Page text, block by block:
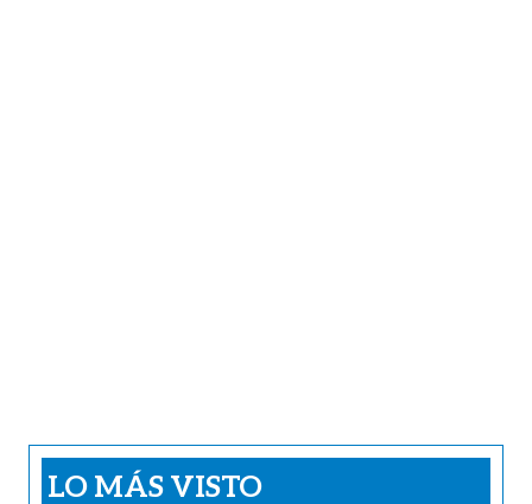
LO MÁS VISTO